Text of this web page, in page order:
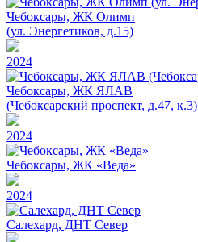
Чебоксары, ЖК Олимп
(ул. Энергетиков, д.15)
2024
Чебоксары, ЖК ЯЛАВ
(Чебоксарский проспект, д.47, к.3)
2024
Чебоксары, ЖК «Веда»
2024
Салехард, ДНТ Север